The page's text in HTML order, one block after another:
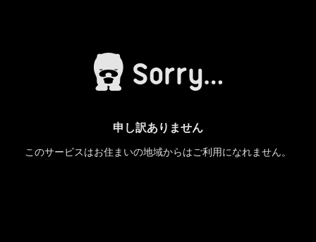
申し訳ありません
このサービスはお住まいの地域からはご利用になれません。